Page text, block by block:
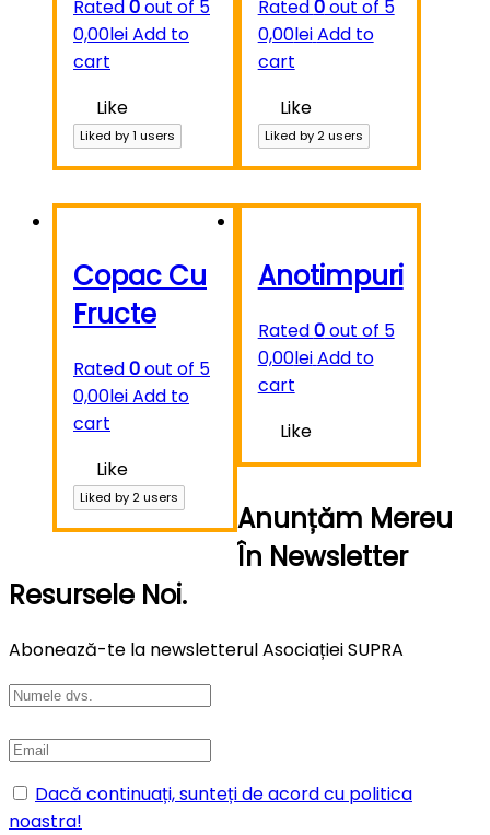
Rated0out of 5
0,00leiAdd to
cart
Like
Liked by1 users
Rated0out of 5
0,00leiAdd to
cart
Like
Liked by 2users
Copac Cu
Fructe
Rated0out of 5
0,00leiAdd to
cart
Like
Liked by 2users
Anotimpuri
Rated0out of 5
0,00leiAdd to
cart
Like
Anunțăm Mereu
În Newsletter
Resursele Noi.
Abonează-te la newsletterul Asociației SUPRA
Dacă continuați, sunteți de acord cu politica
noastra!